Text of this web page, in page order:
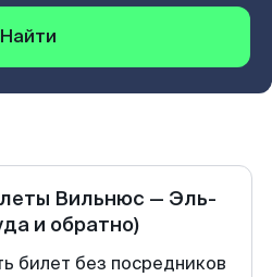
Найти
Вильнюс — Эль-
и обратно)
билет без посредников